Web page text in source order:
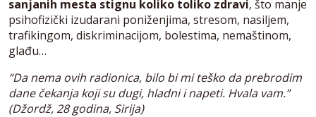
sanjanih mesta stignu koliko toliko zdravi, što manje
psihofizički izudarani poniženjima, stresom, nasiljem,
trafikingom, diskriminacijom, bolestima, nemaštinom,
glađu…
“Da nema ovih radionica, bilo bi mi teško da prebrodim
dane čekanja koji su dugi, hladni i napeti. Hvala vam.”
(Džordž, 28 godina, Sirija)